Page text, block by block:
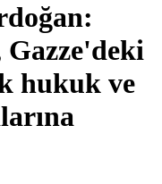
hukuk ve